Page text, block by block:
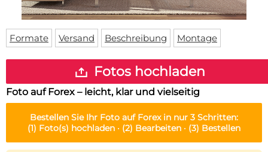
Fußmatte
Bodenmatte
Custom skateboard deck
Über uns
Lieferzeiten
Login
WhatsApp
Formate Versand Beschreibung Montage
Fotos hochladen
Foto auf Forex – leicht, klar und vielseitig
Bestellen Sie Ihr Foto auf Forexin nur 3 Schritten:
(1) Foto(s) hochladen · (2) Bearbeiten · (3) Bestellen